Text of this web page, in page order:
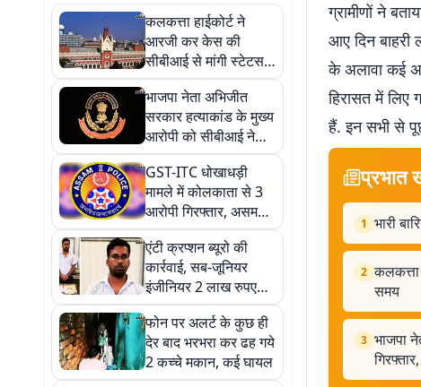
कलकत्ता हाईकोर्ट ने
आरजी कर केस की
सीबीआई से मांगी स्टेटस
रिपोर्ट, 28 अगस्त तक का
दिया समय
भाजपा नेता अभिजीत
सरकार हत्याकांड के मुख्य
आरोपी को सीबीआई ने
गुवाहाटी से किया
गिरफ्तार, 50 हजार का था
इनाम
GST-ITC धोखाधड़ी
मामले में कोलकाता से 3
आरोपी गिरफ्तार, असम
STF ने कोलकाता ने की
कार्रवाई
एंटी क्रप्शन ब्यूरो की
कार्रवाई, सब-जूनियर
इंजीनियर 2 लाख रुपए
रिश्वत लेते अरेस्ट
फोन पर अलर्ट के कुछ ही
देर बाद भरभरा कर ढह गये
2 कच्चे मकान, कई घायल
ग्रामीणों ने
आए दिन बाहरी
के अलावा कई
हिरासत में लिए
हैं. इन सभी से
प्रभात
1 भारी
2 कलकत्ता
समय
3 भाजपा